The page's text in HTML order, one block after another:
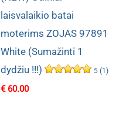
laisvalaikio batai
moterims ZOJAS 97891
White (Sumažinti 1
dydžiu !!!)
5 (1)
€60.00